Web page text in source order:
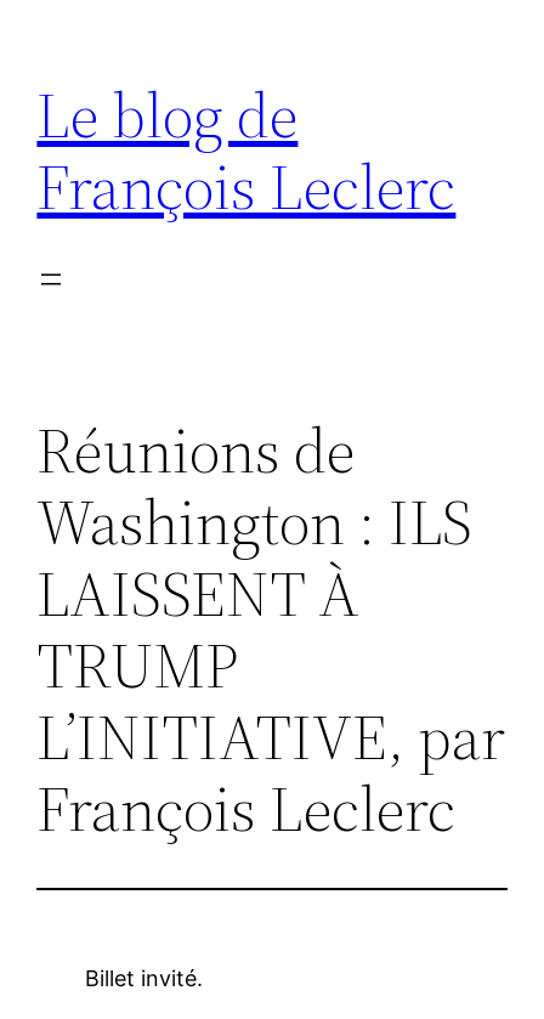
contenu
Le blog de
François Leclerc
Réunions de
Washington : ILS
LAISSENT À
TRUMP
L’INITIATIVE, par
François Leclerc
Billet invité.